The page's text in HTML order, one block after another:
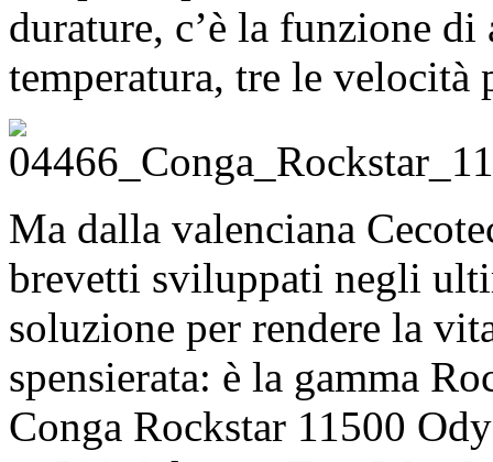
durature, c’è la funzione
temperatura, tre le velocità
Ma dalla valenciana
brevetti sviluppati negli
soluzione per rendere la
spensierata: è la gamma
Conga Rockstar 11500